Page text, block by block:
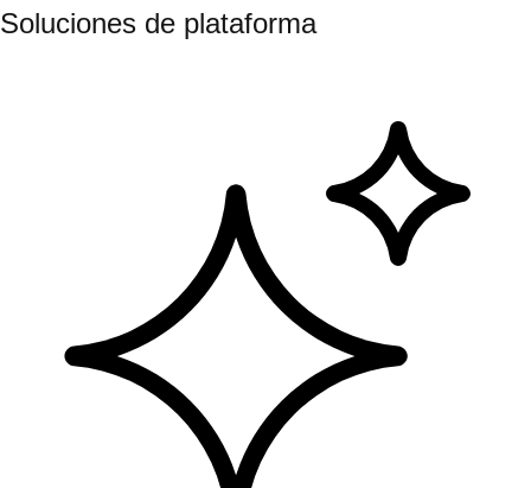
Soluciones de plataforma